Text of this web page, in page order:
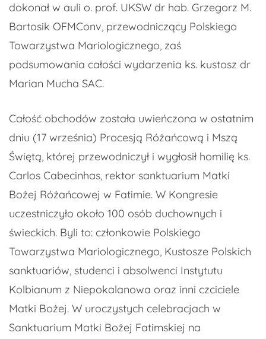
dokonał w auli o. prof. UKSW dr hab. Grzegorz M.
Bartosik OFMConv, przewodniczący Polskiego
Towarzystwa Mariologicznego, zaś
podsumowania całości wydarzenia ks. kustosz dr
Marian Mucha SAC.
Całość obchodów została uwieńczona w ostatnim
dniu (17 września) Procesją Różańcową i Mszą
Świętą, której przewodniczył i wygłosił homilię ks.
Carlos Cabecinhas, rektor sanktuarium Matki
Bożej Różańcowej w Fatimie. W Kongresie
uczestniczyło około 100 osób duchownych i
świeckich. Byli to: członkowie Polskiego
Towarzystwa Mariologicznego, Kustosze Polskich
sanktuariów, studenci i absolwenci Instytutu
Kolbianum z Niepokalanowa oraz inni czciciele
Matki Bożej. W uroczystych celebracjach w
Sanktuarium Matki Bożej Fatimskiej na